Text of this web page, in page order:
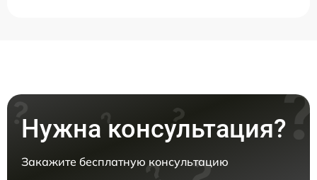
Нужна консультация?
Закажите бесплатную консультацию